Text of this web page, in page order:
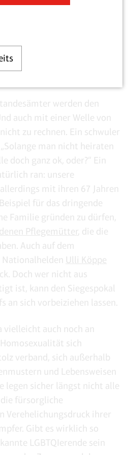
werden den
auch mit einer Welle von
zu rechnen. Ein schwuler
man nicht heiraten
doch ganz ok, oder?“ Ein
ran: unsere
mit ihren 67 Jahren
für das dringende
Familie gründen zu dürfen,
Pflegemütter, die die
Auch auf dem
Nationalhelden Ulli Köppe
Doch wer nicht aus
ist, kann den Siegespokal
an sich vorbeiziehen lassen.
vielleicht auch noch an
sich
verband, sich außerhalb
und Lebensweisen
legen sicher längst nicht alle
fürsorgliche
Verehelichungsdruck ihrer
Gibt es wirklich so
LGBTQIerende sein